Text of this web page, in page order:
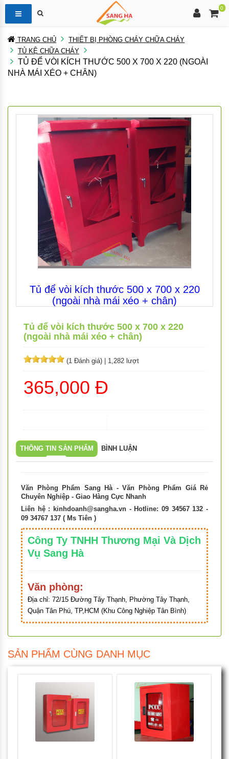
0
TRANG CHỦ
THIẾT BỊ PHÒNG CHÁY CHỮA CHÁY
TỦ KỆ CHỮA CHÁY
TỦ ĐỂ VÒI KÍCH THƯỚC 500 X 700 X 220 (NGOÀI
NHÀ MÁI XÉO + CHÂN)
Tủ để vòi kích thước 500 x 700 x 220
(ngoài nhà mái xéo + chân)
Tủ để vòi kích thước 500 x 700 x 220
(ngoài nhà mái xéo + chân)
(1 Đánh giá) 1,282 lượt
365,000 Đ
THÔNG TIN SẢN PHẨM BÌNH LUẬN
Văn Phòng Phẩm Sang Hà - Văn Phòng Phẩm Giá Rẻ
Chuyên Nghiệp - Giao Hàng Cực Nhanh
Liên hệ : kinhdoanh@sangha.vn - Hotline: 09 34567 132 -
09 34767 137 ( Ms Tiên )
Công Ty TNHH Thương Mại Và Dịch
Vụ Sang Hà
Văn phòng:
Địa chỉ: 72/15 Đường Tây Thạnh, Phường Tây Thạnh,
Quận Tân Phú, TP,HCM (Khu Công Nghiệp Tân Bình)
SẢN PHẨM CÙNG DANH MỤC